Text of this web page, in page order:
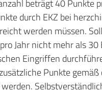
beträgt 40 Punkte
durch EKZ bei
werden müssen.
Jahr nicht mehr als 30
Eingriffen
Punkte gemäß